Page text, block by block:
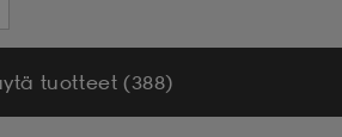
tuotteet (388)